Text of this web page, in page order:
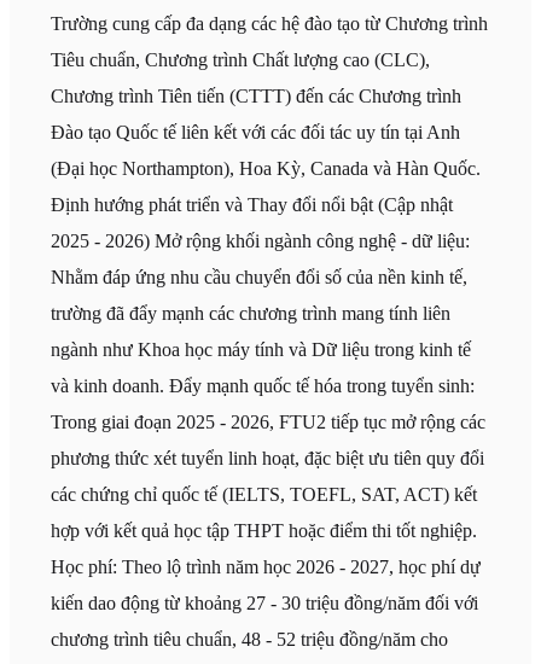
Trường cung cấp đa dạng các hệ đào tạo từ Chương trình
Tiêu chuẩn, Chương trình Chất lượng cao (CLC),
Chương trình Tiên tiến (CTTT) đến các Chương trình
Đào tạo Quốc tế liên kết với các đối tác uy tín tại Anh
(Đại học Northampton), Hoa Kỳ, Canada và Hàn Quốc.
Định hướng phát triển và Thay đổi nổi bật (Cập nhật
2025 - 2026) Mở rộng khối ngành công nghệ - dữ liệu:
Nhằm đáp ứng nhu cầu chuyển đổi số của nền kinh tế,
trường đã đẩy mạnh các chương trình mang tính liên
ngành như Khoa học máy tính và Dữ liệu trong kinh tế
và kinh doanh. Đẩy mạnh quốc tế hóa trong tuyển sinh:
Trong giai đoạn 2025 - 2026, FTU2 tiếp tục mở rộng các
phương thức xét tuyển linh hoạt, đặc biệt ưu tiên quy đổi
các chứng chỉ quốc tế (IELTS, TOEFL, SAT, ACT) kết
hợp với kết quả học tập THPT hoặc điểm thi tốt nghiệp.
Học phí: Theo lộ trình năm học 2026 - 2027, học phí dự
kiến dao động từ khoảng 27 - 30 triệu đồng/năm đối với
chương trình tiêu chuẩn, 48 - 52 triệu đồng/năm cho